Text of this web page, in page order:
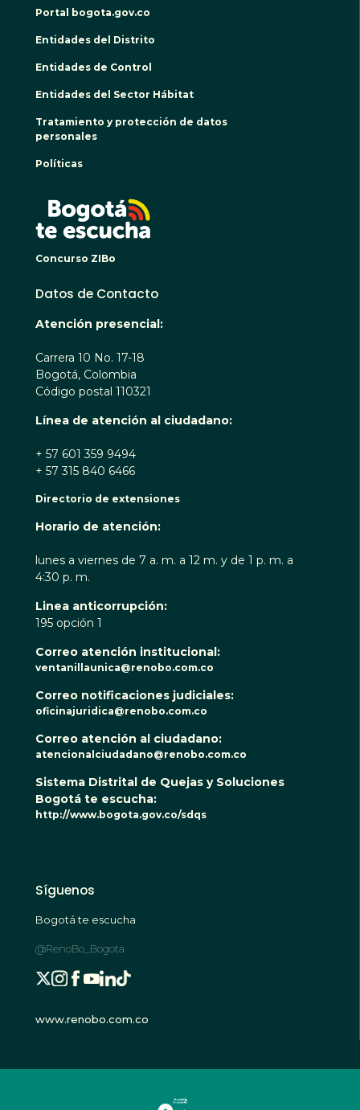
Portal bogota.gov.co
Entidades del Distrito
Entidades de Control
Entidades del Sector Hábitat
Tratamiento y protección de datos
personales
Políticas
Concurso ZIBo
Datos de Contacto
Atención presencial:
Carrera 10 No. 17-18
Bogotá, Colombia
Código postal 110321
Línea de atención al ciudadano:
+ 57 601 359 9494
+ 57 315 840 6466
Directorio de extensiones
Horario de atención:
lunes a viernes de 7 a. m. a 12 m. y de 1 p. m. a
4:30 p. m.
Linea anticorrupción:
195 opción 1
Correo atención institucional:
ventanillaunica@renobo.com.co
Correo notificaciones judiciales:
oficinajuridica@renobo.com.co
Correo atención al ciudadano:
atencionalciudadano@renobo.com.co
Sistema Distrital de Quejas y Soluciones
Bogotá te escucha:
http://www.bogota.gov.co/sdqs
Síguenos
Bogotá te escucha
@RenoBo_Bogota
www.renobo.com.co